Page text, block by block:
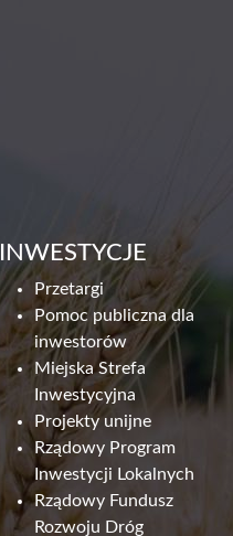
INWESTYCJE
Przetargi
Pomoc publiczna dla
inwestorów
Miejska Strefa
Inwestycyjna
Projekty unijne
Rządowy Program
Inwestycji Lokalnych
Rządowy Fundusz
Rozwoju Dróg